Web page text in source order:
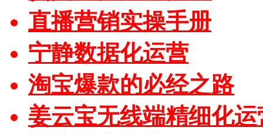
直播营销实操手册
宁静数据化运营
淘宝爆款的必经之路
姜云宝无线端精细化运